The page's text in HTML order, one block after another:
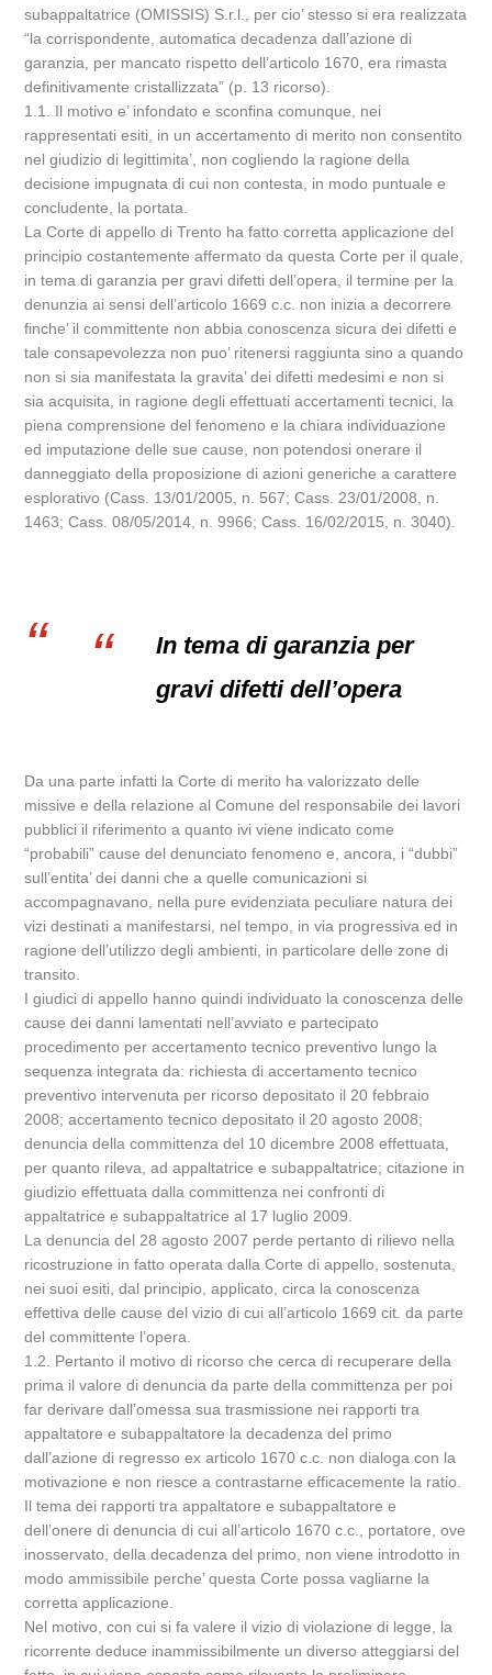
subappaltatrice (OMISSIS) S.r.l., per cio’ stesso si era realizzata
“la corrispondente, automatica decadenza dall’azione di
garanzia, per mancato rispetto dell’articolo 1670, era rimasta
definitivamente cristallizzata” (p. 13 ricorso).
1.1. Il motivo e’ infondato e sconfina comunque, nei
rappresentati esiti, in un accertamento di merito non consentito
nel giudizio di legittimita’, non cogliendo la ragione della
decisione impugnata di cui non contesta, in modo puntuale e
concludente, la portata.
La Corte di appello di Trento ha fatto corretta applicazione del
principio costantemente affermato da questa Corte per il quale,
in tema di garanzia per gravi difetti dell’opera, il termine per la
denunzia ai sensi dell’articolo 1669 c.c. non inizia a decorrere
finche’ il committente non abbia conoscenza sicura dei difetti e
tale consapevolezza non puo’ ritenersi raggiunta sino a quando
non si sia manifestata la gravita’ dei difetti medesimi e non si
sia acquisita, in ragione degli effettuati accertamenti tecnici, la
piena comprensione del fenomeno e la chiara individuazione
ed imputazione delle sue cause, non potendosi onerare il
danneggiato della proposizione di azioni generiche a carattere
esplorativo (Cass. 13/01/2005, n. 567; Cass. 23/01/2008, n.
1463; Cass. 08/05/2014, n. 9966; Cass. 16/02/2015, n. 3040).
In tema di garanzia per
gravi difetti dell’opera
Da una parte infatti la Corte di merito ha valorizzato delle
missive e della relazione al Comune del responsabile dei lavori
pubblici il riferimento a quanto ivi viene indicato come
“probabili” cause del denunciato fenomeno e, ancora, i “dubbi”
sull’entita’ dei danni che a quelle comunicazioni si
accompagnavano, nella pure evidenziata peculiare natura dei
vizi destinati a manifestarsi, nel tempo, in via progressiva ed in
ragione dell’utilizzo degli ambienti, in particolare delle zone di
transito.
I giudici di appello hanno quindi individuato la conoscenza delle
cause dei danni lamentati nell’avviato e partecipato
procedimento per accertamento tecnico preventivo lungo la
sequenza integrata da: richiesta di accertamento tecnico
preventivo intervenuta per ricorso depositato il 20 febbraio
2008; accertamento tecnico depositato il 20 agosto 2008;
denuncia della committenza del 10 dicembre 2008 effettuata,
per quanto rileva, ad appaltatrice e subappaltatrice; citazione in
giudizio effettuata dalla committenza nei confronti di
appaltatrice e subappaltatrice al 17 luglio 2009.
La denuncia del 28 agosto 2007 perde pertanto di rilievo nella
ricostruzione in fatto operata dalla Corte di appello, sostenuta,
nei suoi esiti, dal principio, applicato, circa la conoscenza
effettiva delle cause del vizio di cui all’articolo 1669 cit. da parte
del committente l’opera.
1.2. Pertanto il motivo di ricorso che cerca di recuperare della
prima il valore di denuncia da parte della committenza per poi
far derivare dall’omessa sua trasmissione nei rapporti tra
appaltatore e subappaltatore la decadenza del primo
dall’azione di regresso ex articolo 1670 c.c. non dialoga con la
motivazione e non riesce a contrastarne efficacemente la ratio.
Il tema dei rapporti tra appaltatore e subappaltatore e
dell’onere di denuncia di cui all’articolo 1670 c.c., portatore, ove
inosservato, della decadenza del primo, non viene introdotto in
modo ammissibile perche’ questa Corte possa vagliarne la
corretta applicazione.
Nel motivo, con cui si fa valere il vizio di violazione di legge, la
ricorrente deduce inammissibilmente un diverso atteggiarsi del